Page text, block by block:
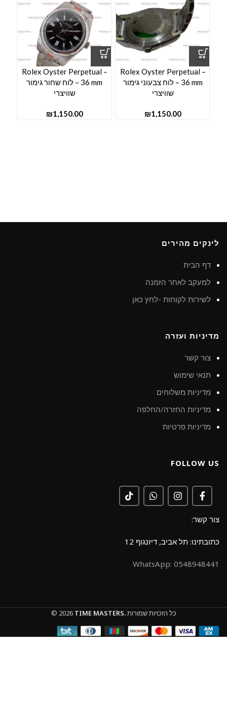
Rolex Oyster Perpetual –
36 mm – לוח צבעוני גימור
שוויצרי
₪
Rolex Oyster Perpetual –
36 mm – לוח שחור גימור
שוויצרי
₪
לינקים מהירים
דף הבית
למעקב לאחר הזמנה
לשירות לקוחות -לחץ כאן
מדיניות ועזרה
צור קשר
תנאי שימוש
מדיניות משלוחים
מדיניות החזרה/החלפה
מדיניות פרטיות
FOLLOW US
צור קשר:
כתובתינו: תל אביב, דיזנגוף 12
0548948441 :WhatsApp
© 2026 TIME MASTERS.כל הזכויות שמורות